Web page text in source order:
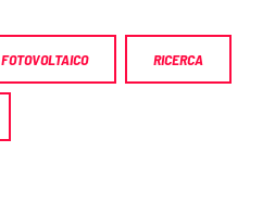
FOTOVOLTAICO RICERCA